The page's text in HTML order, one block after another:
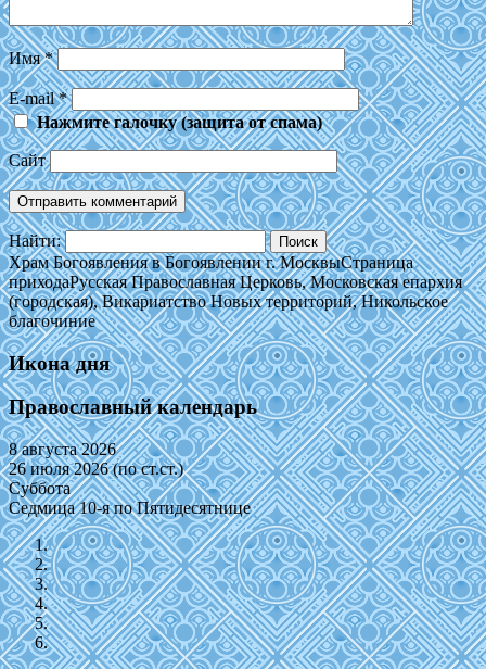
Имя*
E-mail*
Нажмите галочку (защита от спама)
Сайт
Найти:
Храм Богоявления в Богоявлении г. МосквыСтраница
приходаРусская Православная Церковь, Московская епархия
(городская), Викариатство Новых территорий, Никольское
благочиние
Икона дня
Православный календарь
8 августа 2026
26 июля 2026 (по ст.ст.)
Суббота
Седмица 10-я по Пятидесятнице